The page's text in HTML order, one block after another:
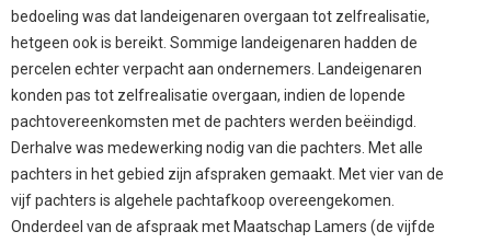
bedoeling was dat landeigenaren overgaan tot zelfrealisatie,
hetgeen ook is bereikt. Sommige landeigenaren hadden de
percelen echter verpacht aan ondernemers. Landeigenaren
konden pas tot zelfrealisatie overgaan, indien de lopende
pachtovereenkomsten met de pachters werden beëindigd.
Derhalve was medewerking nodig van die pachters. Met alle
pachters in het gebied zijn afspraken gemaakt. Met vier van de
vijf pachters is algehele pachtafkoop overeengekomen.
Onderdeel van de afspraak met Maatschap Lamers (de vijfde